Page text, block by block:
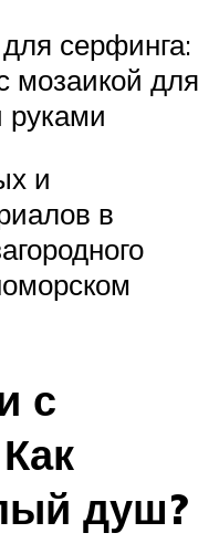
серфинга:
мозаикой для
и
в
с
душ?